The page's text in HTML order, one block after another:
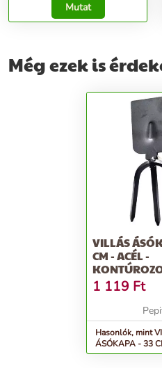
Mutat
Még ezek is
VILLÁS
CM - ACÉL -
FOGANTYÚS
KIS...
1 119 Ft
Hasonlók, mint
ÁSÓKAPA - 33
Kontúrozott